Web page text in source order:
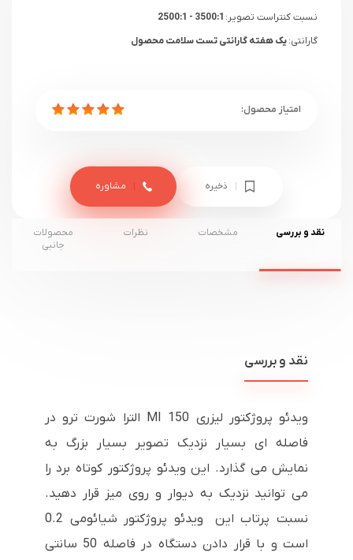
نسبت کنتراست تصویر:
گارانتی:یک هفته گارانتی تست سلامت محصول
ذخیره مشاوره
نقد و بررسی مشخصات نظرات
محصولات
جانبی
نقد و بررسی
ویدئو پروژکتور لیزری MI 150 الترا شورت ترو در
فاصله ای بسیار نزدیک تصویر بسیار بزرگ به
نمایش می گذارد. این ویدئو پروژکتور کوتاه برد را
می توانید نزدیک به دیوار و روی میز قرار دهید.
نسبت پرتاب این ویدئو پروژکتور شیائومی 0.2
است و با قرار دادن دستگاه در فاصله 50 سانتی